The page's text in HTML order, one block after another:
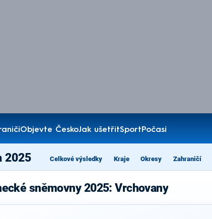
Objevte ČeskoJak ušetřitSportPočasí
2025 Celkové výsledky Kraje Okresy Zahraničí
sněmovny 2025: Vrchovany